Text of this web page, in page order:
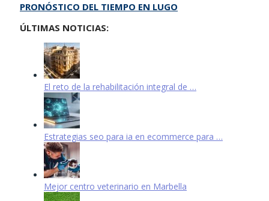
PRONÓSTICO DEL TIEMPO EN LUGO
ÚLTIMAS NOTICIAS:
El reto de la rehabilitación integral de …
Estrategias seo para ia en ecommerce para …
Mejor centro veterinario en Marbella